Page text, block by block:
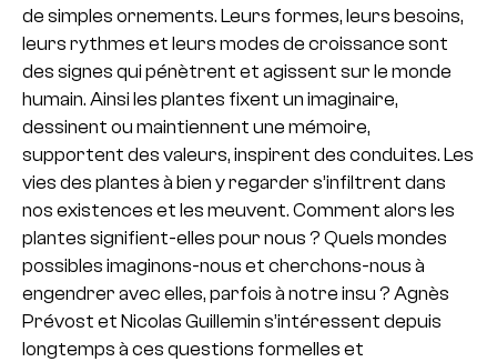
de simples ornements. Leurs formes, leurs besoins,
leurs rythmes et leurs modes de croissance sont
des signes qui pénètrent et agissent sur le monde
humain. Ainsi les plantes fixent un imaginaire,
dessinent ou maintiennent une mémoire,
supportent des valeurs, inspirent des conduites. Les
vies des plantes à bien y regarder s’infiltrent dans
nos existences et les meuvent. Comment alors les
plantes signifient-elles pour nous ? Quels mondes
possibles imaginons-nous et cherchons-nous à
engendrer avec elles, parfois à notre insu ? Agnès
Prévost et Nicolas Guillemin s’intéressent depuis
longtemps à ces questions formelles et